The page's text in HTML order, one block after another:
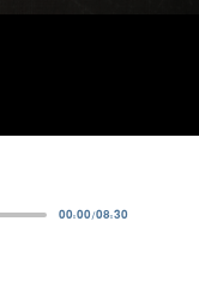
00:00/08:30